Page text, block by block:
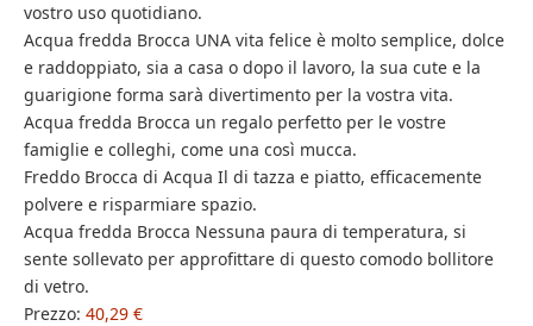
vostro uso quotidiano.
Acqua fredda Brocca UNA vita felice è molto semplice, dolce
e raddoppiato, sia a casa o dopo il lavoro, la sua cute e la
guarigione forma sarà divertimento per la vostra vita.
Acqua fredda Brocca un regalo perfetto per le vostre
famiglie e colleghi, come una così mucca.
Freddo Brocca di Acqua Il di tazza e piatto, efficacemente
polvere e risparmiare spazio.
Acqua fredda Brocca Nessuna paura di temperatura, si
sente sollevato per approfittare di questo comodo bollitore
di vetro.
Prezzo: 40,29 €